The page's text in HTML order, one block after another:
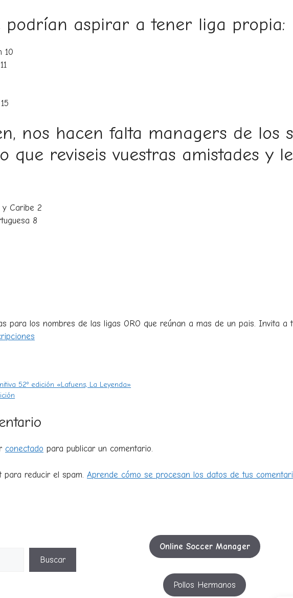
podrían aspirar a tener liga propia:
10
nos hacen falta managers de los
que reviseis vuestras amistades y
y Caribe 2
8
para los nombres de las ligas ORO que reúnan a mas de un pais. Invita
52º edición «Lafuens, La Leyenda»
conectado para publicar un comentario.
reducir el spam. Aprende cómo se procesan los datos de tus
Buscar
Online Soccer Manager
Pollos Hermanos